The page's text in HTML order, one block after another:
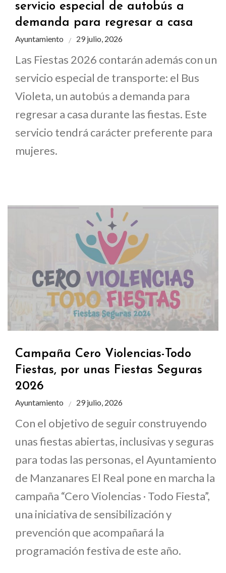
servicio especial de autobús a
demanda para regresar a casa
Ayuntamiento 29 julio, 2026
Las Fiestas 2026 contarán además con un
servicio especial de transporte: el Bus
Violeta, un autobús a demanda para
regresar a casa durante las fiestas. Este
servicio tendrá carácter preferente para
mujeres.
Campaña Cero Violencias-Todo
Fiestas, por unas Fiestas Seguras
2026
Ayuntamiento 29 julio, 2026
Con el objetivo de seguir construyendo
unas fiestas abiertas, inclusivas y seguras
para todas las personas, el Ayuntamiento
de Manzanares El Real pone en marcha la
campaña “Cero Violencias · Todo Fiesta”,
una iniciativa de sensibilización y
prevención que acompañará la
programación festiva de este año.